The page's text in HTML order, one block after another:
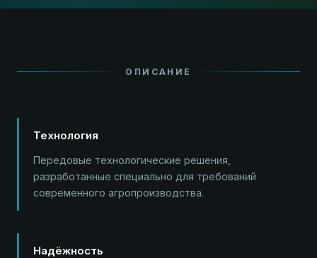
ОПИСАНИЕ
Технология
Передовые технологические решения,
разработанные специально для требований
современного агропроизводства.
Надёжность